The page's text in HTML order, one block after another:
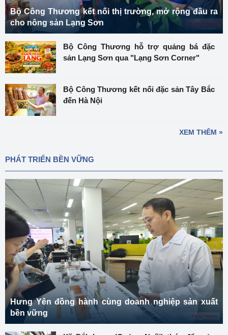
Bộ Công Thương kết nối thị trường, mở rộng đầu ra
cho nông sản Lạng Sơn
Bộ Công Thương hỗ trợ quảng bá đặc
sản Lạng Sơn qua "Lạng Sơn Corner"
Bộ Công Thương kết nối đặc sản Tây Bắc
đến Hà Nội
XEM THÊM »
PHÁT TRIỂN BỀN VỮNG
Hưng Yên đồng hành cùng doanh nghiệp sản xuất
bền vững